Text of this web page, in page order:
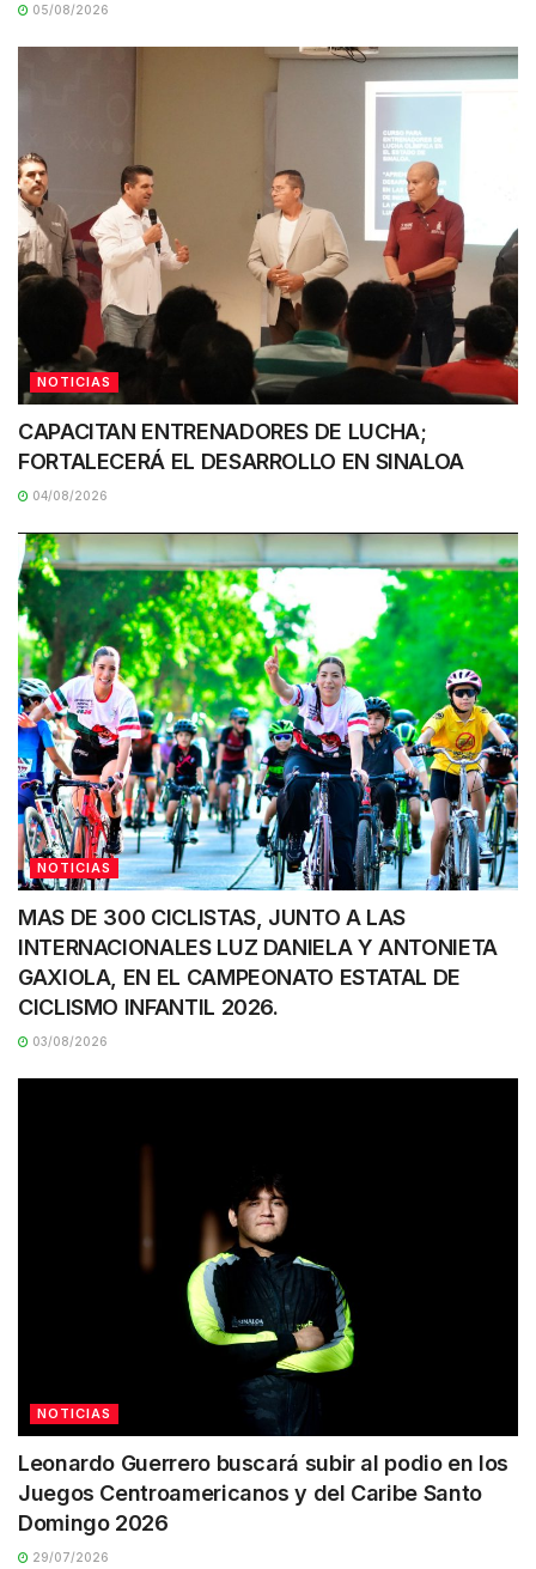
05/08/2026
NOTICIAS
CAPACITAN ENTRENADORES DE LUCHA;
FORTALECERÁ EL DESARROLLO EN SINALOA
04/08/2026
NOTICIAS
MAS DE 300 CICLISTAS, JUNTO A LAS
INTERNACIONALES LUZ DANIELA Y ANTONIETA
GAXIOLA, EN EL CAMPEONATO ESTATAL DE
CICLISMO INFANTIL 2026.
03/08/2026
NOTICIAS
Leonardo Guerrero buscará subir al podio en los
Juegos Centroamericanos y del Caribe Santo
Domingo 2026
29/07/2026